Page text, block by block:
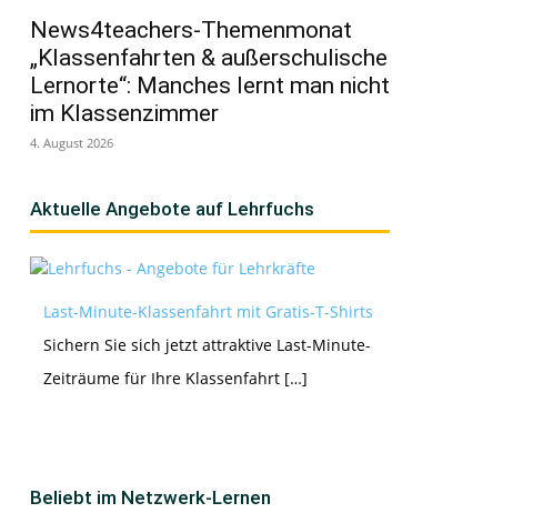
News4teachers-Themenmonat
„Klassenfahrten & außerschulische
Lernorte“: Manches lernt man nicht
im Klassenzimmer
4. August 2026
Aktuelle Angebote auf Lehrfuchs
Last-Minute-Klassenfahrt mit Gratis-T-Shirts
Sichern Sie sich jetzt attraktive Last-Minute-
Zeiträume für Ihre Klassenfahrt […]
Beliebt im Netzwerk-Lernen